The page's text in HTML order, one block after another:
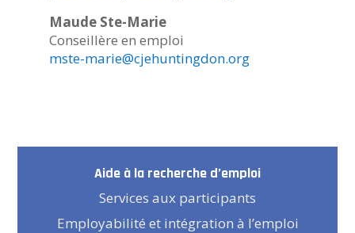
Maude Ste-Marie
Conseillère en emploi
mste-marie@cjehuntingdon.org
Aide à la recherche d’emploi
Services aux participants
Employabilité et intégration à l’emploi